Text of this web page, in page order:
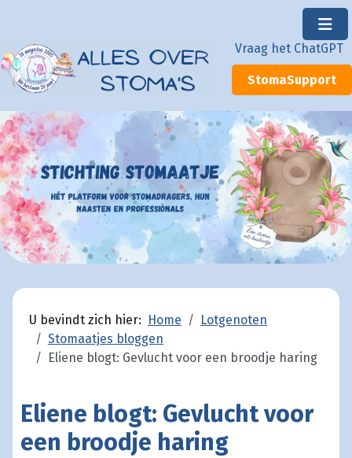
Vraag het ChatGPT
StomaSupport
U bevindt zich hier: Home
Lotgenoten
Stomaatjes bloggen
Eliene blogt: Gevlucht voor een broodje haring
Eliene blogt: Gevlucht voor
een broodje haring
×